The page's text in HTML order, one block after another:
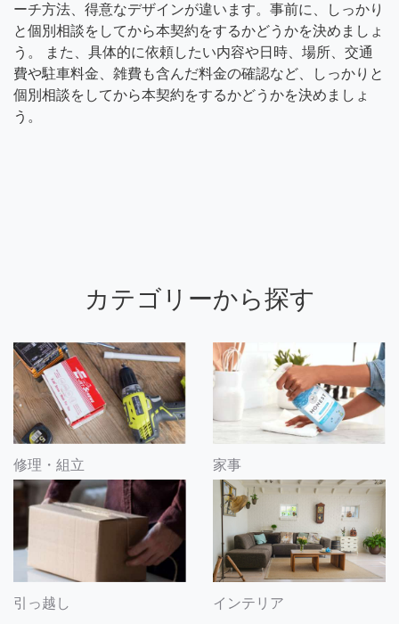
ーチ方法、得意なデザインが違います。事前に、しっかり
と個別相談をしてから本契約をするかどうかを決めましょ
う。 また、具体的に依頼したい内容や日時、場所、交通
費や駐車料金、雑費も含んだ料金の確認など、しっかりと
個別相談をしてから本契約をするかどうかを決めましょ
う。
カテゴリーから探す
修理・組立 家事
引っ越し インテリア